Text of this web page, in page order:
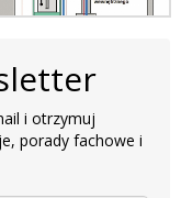
i otrzymuj
porady fachowe i